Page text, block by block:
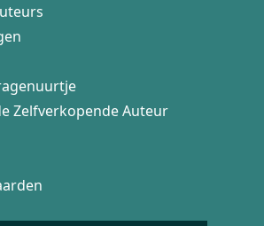
Zelfverkopende Auteur